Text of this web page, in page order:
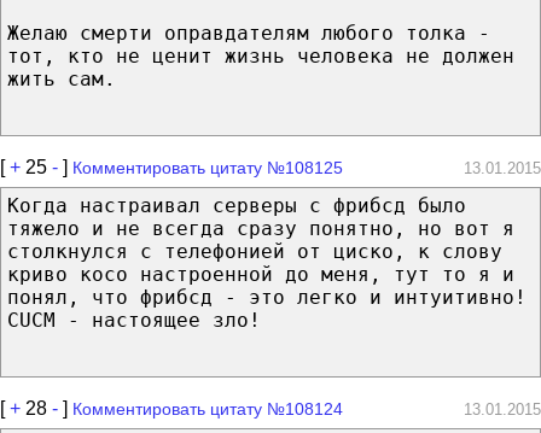
Желаю смерти оправдателям любого толка -
тот, кто не ценит жизнь человека не должен
жить сам.
[+ 25 - ] Комментировать цитату №108125 13.01.2015
Когда настраивал серверы с фрибсд было
тяжело и не всегда сразу понятно, но вот я
столкнулся с телефонией от циско, к слову
криво косо настроенной до меня, тут то я и
понял, что фрибсд - это легко и интуитивно!
CUCM - настоящее зло!
[+ 28 - ] Комментировать цитату №108124 13.01.2015